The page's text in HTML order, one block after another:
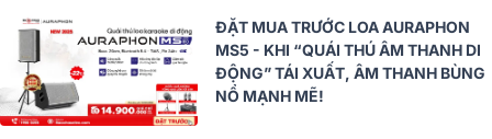
ĐẶT MUA TRƯỚC LOA AURAPHON
MS5 - KHI “QUÁI THÚ ÂM THANH DI
ĐỘNG” TÁI XUẤT, ÂM THANH BÙNG
NỔ MẠNH MẼ!